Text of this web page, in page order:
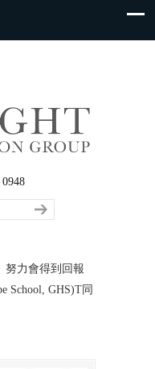
努力會得到回報
School, GHS)T同